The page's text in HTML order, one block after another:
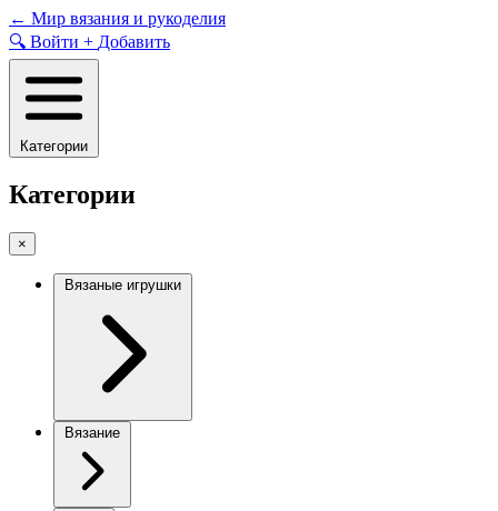
Skip
to
content
← Мир вязания и рукоделия
🔍 Войти + Добавить
Категории
Категории
×
Вязаные игрушки
Вязание